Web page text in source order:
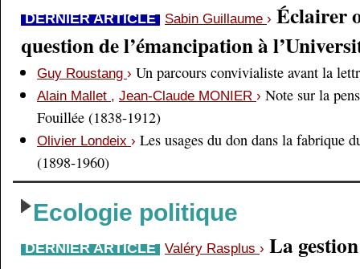
DERNIER ARTICLE Sabin Guillaume › Éclairer
question de l’émancipation à
Guy Roustang › Un parcours convivialiste avant la
Alain Mallet , Jean-Claude MONIER › Note sur la
Fouillée (1838-1912)
Olivier Londeix › Les usages du don dans la fabrique
(1898-1960)
Ecologie politique
DERNIER ARTICLE Valéry Rasplus › La